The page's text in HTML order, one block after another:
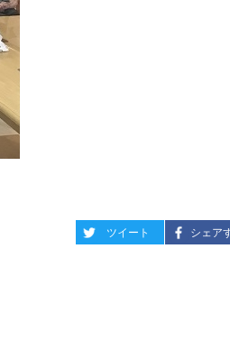
entry955ツイート entry955
シェア